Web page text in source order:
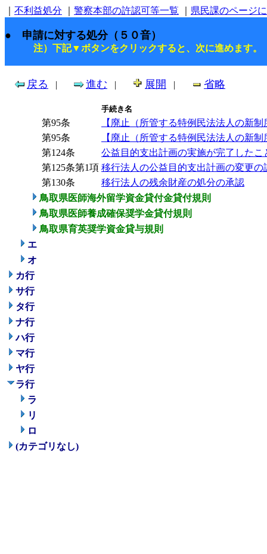
不利益処分 警察本部の許認可等一覧 県民課のページ
● 申請に対する処分（５０音）
注）下記▼ボタンをクリックすると、次に進めます。
戻る | 進む | 展開 | 省略
手続き名
第95条
【廃止（所管する特例民法法人の新
第95条
【廃止（所管する特例民法法人の新
第124条
公益目的支出計画の実施が完了したこ
第125条第1項 移行法人の公益目的支出計画の変更の
第130条
移行法人の残余財産の処分の承認
鳥取県医師海外留学資金貸付金貸付規則
鳥取県医師養成確保奨学金貸付規則
鳥取県育英奨学資金貸与規則
エ
オ
カ行
サ行
タ行
ナ行
ハ行
マ行
ヤ行
ラ行
ラ
リ
ロ
(カテゴリなし)